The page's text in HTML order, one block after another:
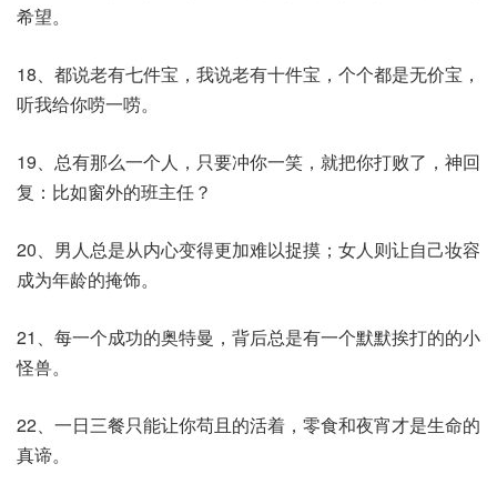
希望。
18、都说老有七件宝，我说老有十件宝，个个都是无价宝，
听我给你唠一唠。
19、总有那么一个人，只要冲你一笑，就把你打败了，神回
复：比如窗外的班主任？
20、男人总是从内心变得更加难以捉摸；女人则让自己妆容
成为年龄的掩饰。
21、每一个成功的奥特曼，背后总是有一个默默挨打的的小
怪兽。
22、一日三餐只能让你苟且的活着，零食和夜宵才是生命的
真谛。